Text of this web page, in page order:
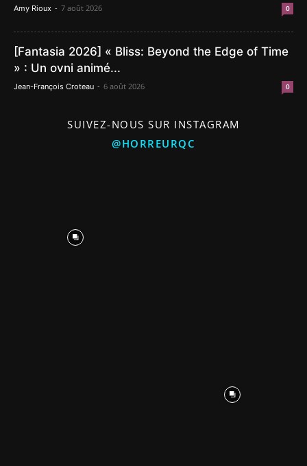
Amy Rioux - 7 août 2026 0
[Fantasia 2026] « Bliss: Beyond the Edge of Time
» : Un ovni animé...
Jean-François Croteau - 6 août 2026 0
SUIVEZ-NOUS SUR INSTAGRAM
@HORREURQC